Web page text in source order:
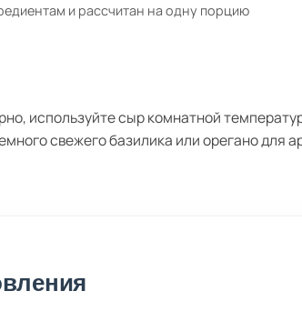
и рассчитан на одну порцию
используйте сыр комнатной
свежего базилика или орегано для